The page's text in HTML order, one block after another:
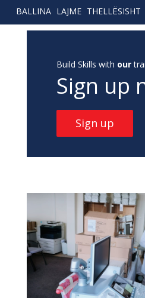
BALLINA LAJME THELLËSISHT
Build Skills with our
Sign up
Sign up